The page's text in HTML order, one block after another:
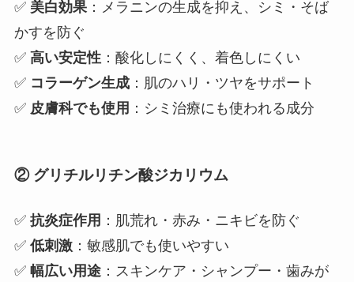
✅ 美白効果：メラニンの生成を抑え、シミ・そば
かすを防ぐ
✅ 高い安定性：酸化しにくく、着色しにくい
✅ コラーゲン生成：肌のハリ・ツヤをサポート
✅ 皮膚科でも使用 ：シミ治療にも使われる成分
② グリチルリチン酸ジカリウム
✅ 抗炎症作用 ：肌荒れ・赤み・ニキビを防ぐ
✅ 低刺激：敏感肌でも使いやすい
✅ 幅広い用途：スキンケア・シャンプー・歯みが